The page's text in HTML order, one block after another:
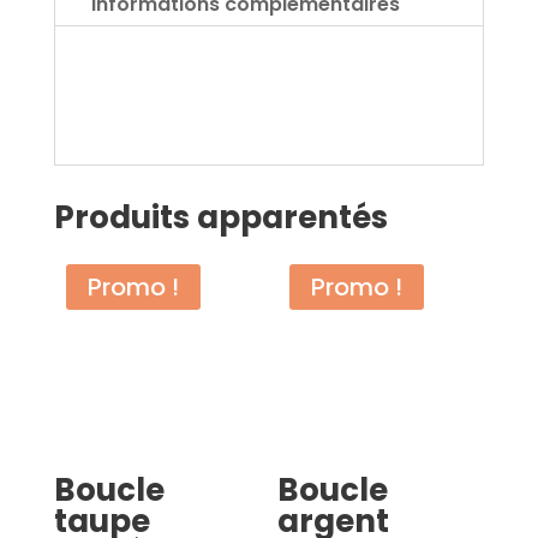
Produits apparentés
Promo !
Boucle
taupe
Promo !
Boucle
argent